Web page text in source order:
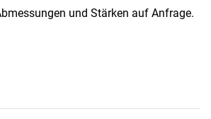
und Stärken auf Anfrage.